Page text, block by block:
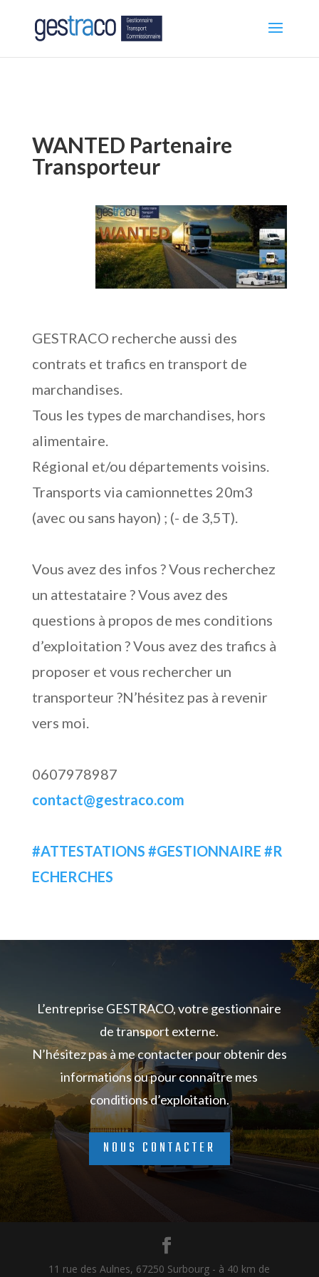
WANTED Partenaire
Transporteur
GESTRACO recherche aussi des
contrats et trafics en transport de
marchandises.
Tous les types de marchandises, hors
alimentaire.
Régional et/ou départements voisins.
Transports via camionnettes 20m3
(avec ou sans hayon) ; (- de 3,5T).
Vous avez des infos ? Vous recherchez
un attestataire ? Vous avez des
questions à propos de mes conditions
d’exploitation ? Vous avez des trafics à
proposer et vous rechercher un
transporteur ?N’hésitez pas à revenir
vers moi.
0607978987
contact@gestraco.com
#ATTESTATIONS #GESTIONNAIRE #R
ECHERCHES
L’entreprise GESTRACO, votre gestionnaire
de transport externe.
N’hésitez pas à me contacter pour obtenir des
informations ou pour connaître mes
conditions d’exploitation.
NOUS CONTACTER
11 rue des Aulnes, 67250 Surbourg - à 40 km de